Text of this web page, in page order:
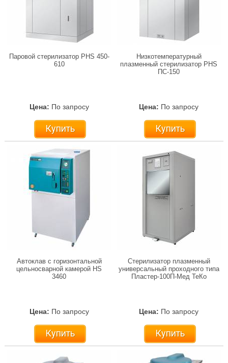
Паровой стерилизатор PHS 450-
610
Цена: По запросу
Купить
Низкотемпературный
плазменный стерилизатор PHS
ПС-150
Цена: По запросу
Купить
Автоклав с горизонтальной
цельносварной камерой HS
3460
Цена: По запросу
Купить
Стерилизатор плазменный
универсальный проходного типа
Пластер-100П-Мед ТеКо
Цена: По запросу
Купить